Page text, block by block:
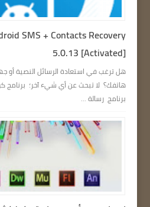
SMS + Contacts Recovery
5.0.13 [Activated]
هل ترغب في استعادة الرسائل النصية أو
هاتفك؟ لا تبحث عن أي شيء آخر؛ برنامج
برنامج رسالة ...